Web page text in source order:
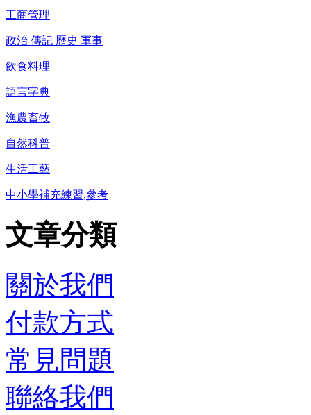
工商管理
政治 傳記 歷史 軍事
飲食料理
語言字典
漁農畜牧
自然科普
生活工藝
中小學補充練習,參考
文章分類
關於我們
付款方式
常見問題
聯絡我們